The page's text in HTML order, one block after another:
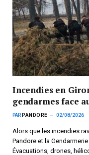
Incendies en
gendarmes face
PAR PANDORE 02/08/2026
Alors que les incendies
Pandore et la
Évacuations, drones,